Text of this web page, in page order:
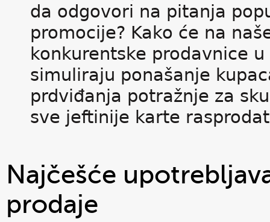
da odgovori na pitanja
promocije? Kako će na
konkurentske prodavnice
simuliraju ponašanje
prdviđanja potražnje za
sve jeftinije karte
Najčešće
prodaje